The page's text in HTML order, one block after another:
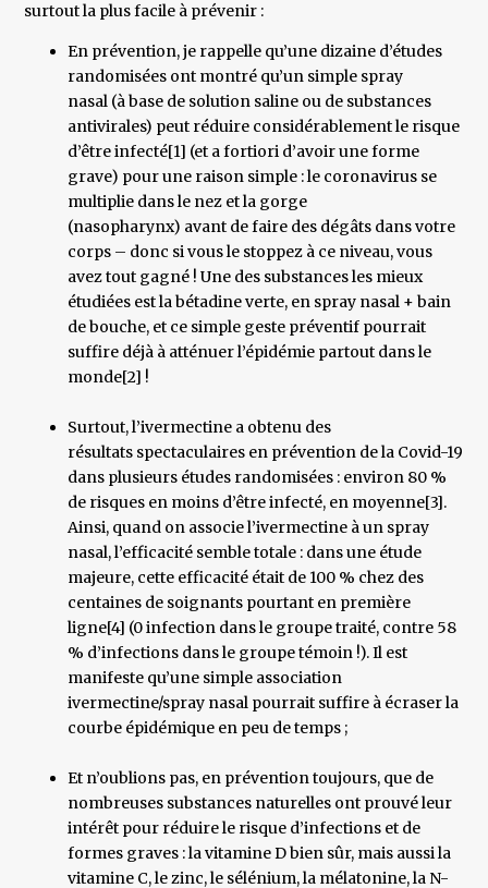
surtout la plus facile à prévenir :
En prévention, je rappelle qu’une dizaine d’études
randomisées ont montré qu’un simple spray
nasal (à base de solution saline ou de substances
antivirales) peut réduire considérablement le risque
d’être infecté[1] (et a fortiori d’avoir une forme
grave) pour une raison simple : le coronavirus se
multiplie dans le nez et la gorge
(nasopharynx) avant de faire des dégâts dans votre
corps – donc si vous le stoppez à ce niveau, vous
avez tout gagné ! Une des substances les mieux
étudiées est la bétadine verte, en spray nasal + bain
de bouche, et ce simple geste préventif pourrait
suffire déjà à atténuer l’épidémie partout dans le
monde[2] !
Surtout, l’ivermectine a obtenu des
résultats spectaculaires en prévention de la Covid-19
dans plusieurs études randomisées : environ 80 %
de risques en moins d’être infecté, en moyenne[3].
Ainsi, quand on associe l’ivermectine à un spray
nasal, l’efficacité semble totale : dans une étude
majeure, cette efficacité était de 100 % chez des
centaines de soignants pourtant en première
ligne[4] (0 infection dans le groupe traité, contre 58
% d’infections dans le groupe témoin !). Il est
manifeste qu’une simple association
ivermectine/spray nasal pourrait suffire à écraser la
courbe épidémique en peu de temps ;
Et n’oublions pas, en prévention toujours, que de
nombreuses substances naturelles ont prouvé leur
intérêt pour réduire le risque d’infections et de
formes graves : la vitamine D bien sûr, mais aussi la
vitamine C, le zinc, le sélénium, la mélatonine, la N-